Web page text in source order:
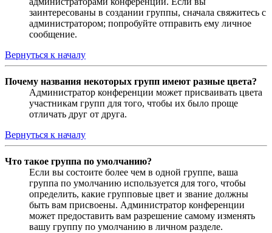
заинтересованы в создании группы, сначала свяжитесь с
администратором; попробуйте отправить ему личное
сообщение.
Вернуться к началу
Почему названия некоторых групп имеют разные цвета?
Администратор конференции может присваивать цвета
участникам групп для того, чтобы их было проще
отличать друг от друга.
Вернуться к началу
Что такое группа по умолчанию?
Если вы состоите более чем в одной группе, ваша
группа по умолчанию используется для того, чтобы
определить, какие групповые цвет и звание должны
быть вам присвоены. Администратор конференции
может предоставить вам разрешение самому изменять
вашу группу по умолчанию в личном разделе.